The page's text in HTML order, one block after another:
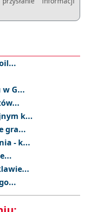
G...
k...
gra...
- k...